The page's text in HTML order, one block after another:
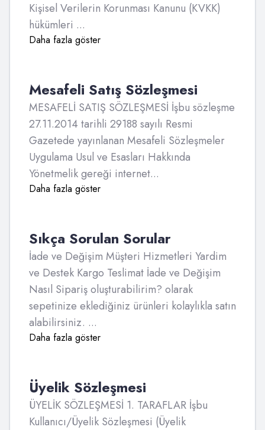
Kişisel Verilerin Korunması Kanunu (KVKK)
hükümleri ...
Daha fazla göster
Mesafeli Satış Sözleşmesi
MESAFELİ SATIŞ SÖZLEŞMESİ İşbu sözleşme
27.11.2014 tarihli 29188 sayılı Resmi
Gazetede yayınlanan Mesafeli Sözleşmeler
Uygulama Usul ve Esasları Hakkında
Yönetmelik gereği internet...
Daha fazla göster
Sıkça Sorulan Sorular
İade ve Değişim Müşteri Hizmetleri Yardim
ve Destek Kargo Teslimat İade ve Değişim
Nasıl Sipariş oluşturabilirim? olarak
sepetinize eklediğiniz ürünleri kolaylıkla satın
alabilirsiniz. ...
Daha fazla göster
Üyelik Sözleşmesi
ÜYELİK SÖZLEŞMESİ 1. TARAFLAR İşbu
Kullanıcı/Üyelik Sözleşmesi (Üyelik